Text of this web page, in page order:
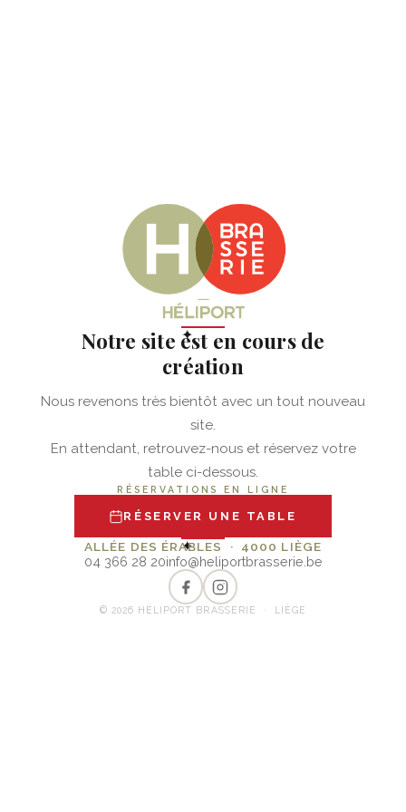
✦
Notre site est en cours de
création
Nous revenons très bientôt avec un tout nouveau
site.
En attendant, retrouvez-nous et réservez votre
table ci-dessous.
RÉSERVATIONS EN LIGNE
RÉSERVER UNE TABLE
✦
ALLÉE DES ÉRABLES · 4000 LIÈGE
04 366 28 20info@heliportbrasserie.be
© 2026 HÉLIPORT BRASSERIE · LIÈGE